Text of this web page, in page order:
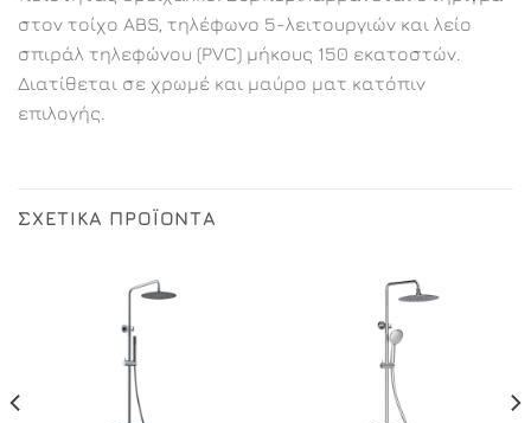
στον τοίχο ABS, τηλέφωνο 5-λειτουργιών και λείο
σπιράλ τηλεφώνου (PVC) μήκους 150 εκατοστών.
Διατίθεται σε χρωμέ και μαύρο ματ κατόπιν
επιλογής.
ΣΧΕΤΙΚΆ ΠΡΟΪΌΝΤΑ